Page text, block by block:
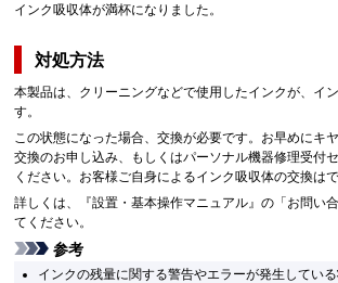
インク吸収体が満杯になりました。
対処方法
本製品は、クリーニングなどで使用したインクが、イ
す。
この状態になった場合、交換が必要です。お早めにキ
交換のお申し込み、もしくはパーソナル機器修理受付
ください。お客様ご自身によるインク吸収体の交換はで
詳しくは、『設置・基本操作マニュアル 』の「お問い
てください。
参考
インクの残量に関する警告やエラーが発生してい